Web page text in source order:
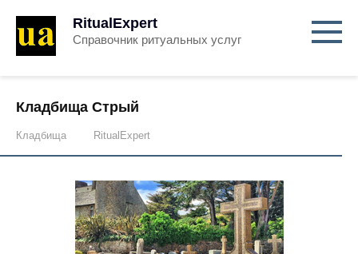
RitualExpert
Справочник ритуальных услуг
Кладбища Стрый
Кладбища RitualExpert